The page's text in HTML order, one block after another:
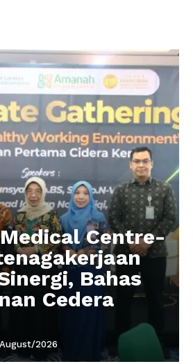
Centre-
Bahas
Cedera
2026